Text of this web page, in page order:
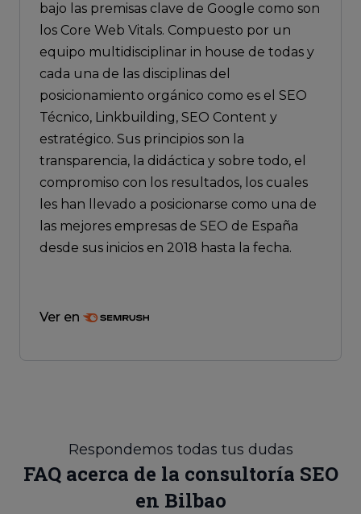
bajo las premisas clave de Google como son
los Core Web Vitals. Compuesto por un
equipo multidisciplinar in house de todas y
cada una de las disciplinas del
posicionamiento orgánico como es el SEO
Técnico, Linkbuilding, SEO Content y
estratégico. Sus principios son la
transparencia, la didáctica y sobre todo, el
compromiso con los resultados, los cuales
les han llevado a posicionarse como una de
las mejores empresas de SEO de España
desde sus inicios en 2018 hasta la fecha.
Ver en
Respondemos todas tus dudas
FAQ acerca de la consultoría SEO
en Bilbao